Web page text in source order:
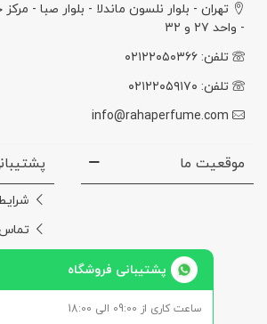
تهران - بلوار نلسون ماندلا - بلوار صبا -
- واحد ۲۷ و ۳۲
تلفن: ۰۲۱۲۲۰۵۰۳۶۶
تلفن: ۰۲۱۲۲۰۵۹۱۷۰
info@rahaperfume.com
موقعیت ما
تماس
پشتیبانی فروشگاه
ساعت کاری از 09:00 الی 18:00